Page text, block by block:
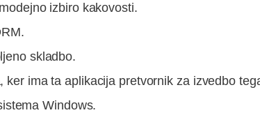
izbiro kakovosti.
skladbo.
ima ta aplikacija pretvornik za izvedbo
Windows.